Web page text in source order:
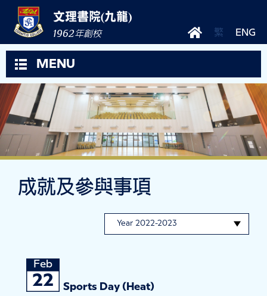
文理書院(九龍)
1962年創校 繁 ENG
MENU
成就及參與事項
Feb
22 Sports Day (Heat)